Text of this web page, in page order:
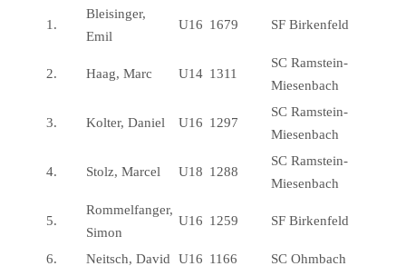
1.
Bleisinger,
Emil
U16 1679 SF Birkenfeld
2. Haag, Marc U14 1311
SC Ramstein-
Miesenbach
3. Kolter, Daniel U16 1297
SC Ramstein-
Miesenbach
4. Stolz, Marcel U18 1288
SC Ramstein-
Miesenbach
5.
Rommelfanger,
Simon
U16 1259 SF Birkenfeld
6. Neitsch, David U16 1166
SC Ohmbach